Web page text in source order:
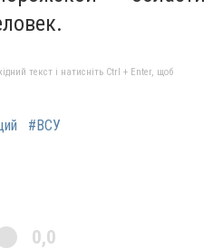
текст і натисніть Ctrl + Enter, щоб
#ВСУ
0,0